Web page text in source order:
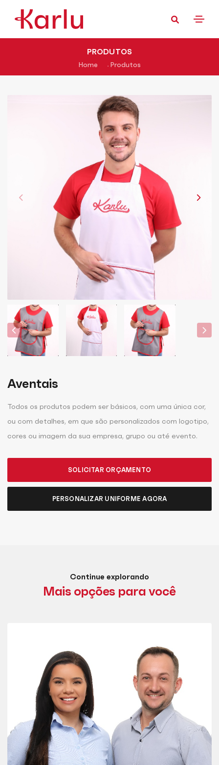
PRODUTOS
Home Produtos
Aventais
Todos os produtos podem ser básicos, com uma única cor,
ou com detalhes, em que são personalizados com logotipo,
cores ou imagem da sua empresa, grupo ou até evento.
SOLICITAR ORÇAMENTO
PERSONALIZAR UNIFORME AGORA
Continue explorando
Mais opções para você